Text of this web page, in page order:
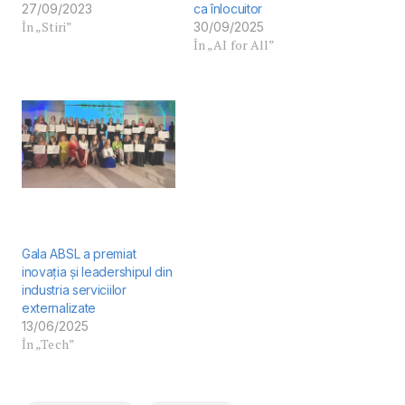
27/09/2023
În „Stiri”
ca înlocuitor
30/09/2025
În „AI for All”
Gala ABSL a premiat
inovația și leadershipul din
industria serviciilor
externalizate
13/06/2025
În „Tech”